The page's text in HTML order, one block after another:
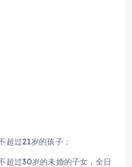
超过21岁的孩子；
超过30岁的未婚的子女，全日